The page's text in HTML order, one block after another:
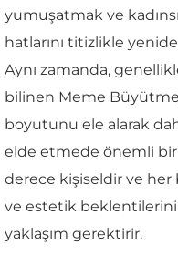
yumuşatmak ve
hatlarını titizlikle
Aynı zamanda,
bilinen Meme
boyutunu ele alarak
elde etmede önemli bir
derece kişiseldir ve
ve estetik
yaklaşım gerektirir.